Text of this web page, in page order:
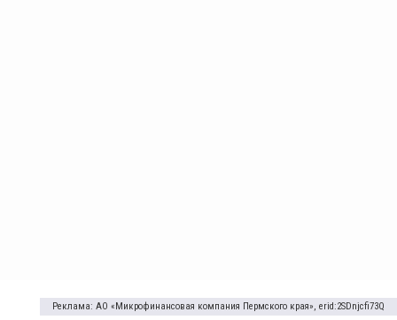
Реклама: АО «Микрофинансовая компания Пермского края», erid:2SDnjcfi73Q